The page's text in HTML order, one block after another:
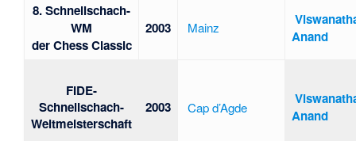
8. Schnellschach-
WM
der Chess Classic
2003 Mainz
Anand
FIDE-
Schnellschach-
Weltmeisterschaft
2003 Cap d’Agde
Anand